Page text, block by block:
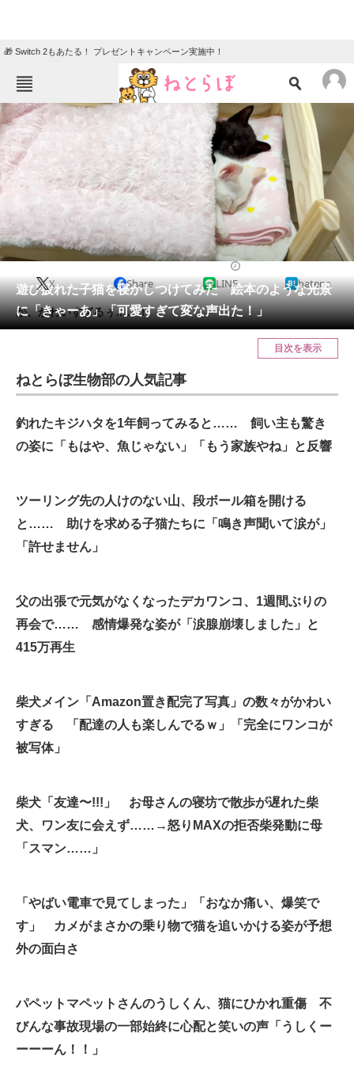
🎁 Switch 2もあたる！ プレゼントキャンペーン実施中！
ねとらぼメニュー
TOP ニュース
エンタメ クイズ
地域
住まい 教育・育児
動物 リサーチ
会員記事
メディア
ITの今と未来を見通す
スマホと通信の最新トレンド
進化するPCとデバイスの未来
ビジネスと働き方のヒント
企業ITのトレンドを詳説
経営リーダーのコミュニティ
ITエンジニア向け専門サイト
企業向けIT製品の総合サイト
製造業のIT導入・活用を支援
モノづくり技術者専門サイト
電子設計の基本と応用
エネルギーの専門メディア
ちょっと気になるネットの話題
遊び疲れた子猫を寝かしつけてみた 絵本のような光景
に「きゃーあ」「可愛すぎて変な声出た！」
X Share LINE hatena
か、かわいすぎるぅ……！
目次を表示
ねとらぼ生物部の人気記事
釣れたキジハタを1年飼ってみると…… 飼い主も驚き
の姿に「もはや、魚じゃない」「もう家族やね」と反響
ツーリング先の人けのない山、段ボール箱を開ける
と…… 助けを求める子猫たちに「鳴き声聞いて涙が」
「許せません」
父の出張で元気がなくなったデカワンコ、1週間ぶりの
再会で…… 感情爆発な姿が「涙腺崩壊しました」と
415万再生
柴犬メイン「Amazon置き配完了写真」の数々がかわい
すぎる 「配達の人も楽しんでるｗ」「完全にワンコが
被写体」
柴犬「友達〜!!!」 お母さんの寝坊で散歩が遅れた柴
犬、ワン友に会えず……→怒りMAXの拒否柴発動に母
「スマン……」
「やばい電車で見てしまった」「おなか痛い、爆笑で
す」 カメがまさかの乗り物で猫を追いかける姿が予想
外の面白さ
パペットマペットさんのうしくん、猫にひかれ重傷 不
びんな事故現場の一部始終に心配と笑いの声「うしくー
ーーーん！！」